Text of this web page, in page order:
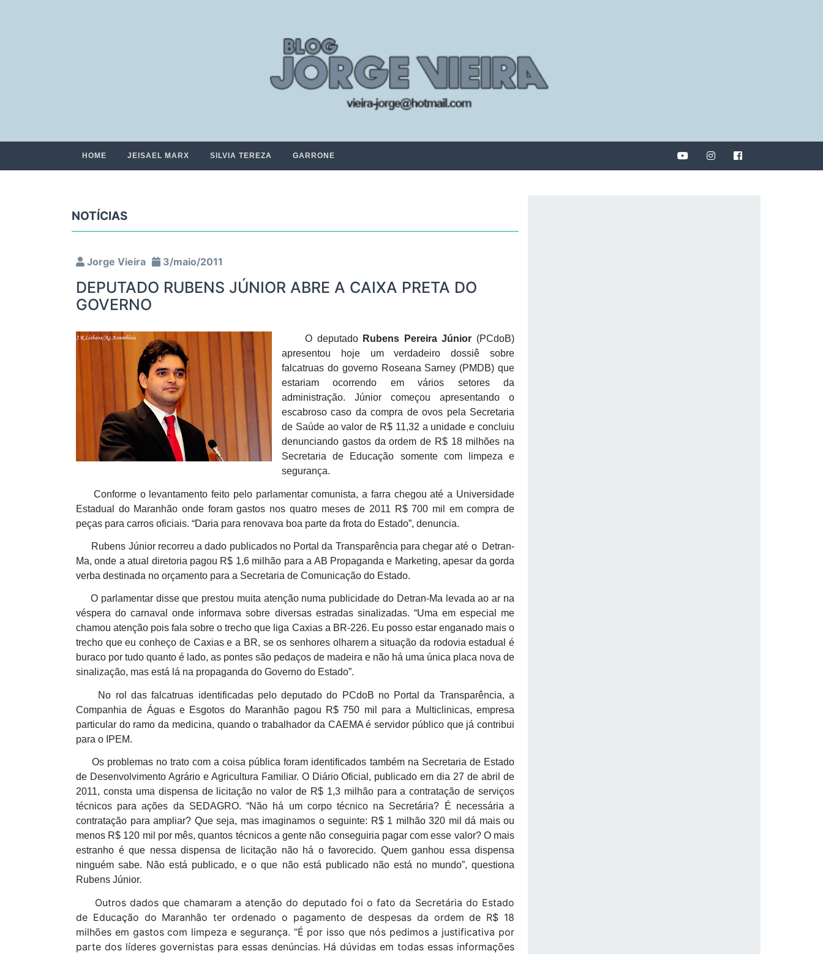
HOME JEISAEL MARX SILVIA TEREZA GARRONE
NOTÍCIAS
Jorge Vieira 3/maio/2011
DEPUTADO RUBENS JÚNIOR ABRE A CAIXA PRETA DO
GOVERNO
O deputado Rubens Pereira Júnior (PCdoB)
apresentou hoje um verdadeiro dossiê sobre
falcatruas do governo Roseana Sarney (PMDB) que
estariam ocorrendo em vários setores da
administração. Júnior começou apresentando o
escabroso caso da compra de ovos pela Secretaria
de Saúde ao valor de R$ 11,32 a unidade e concluiu
denunciando gastos da ordem de R$ 18 milhões na
Secretaria de Educação somente com limpeza e
segurança.
Conforme o levantamento feito pelo parlamentar comunista, a farra chegou até a Universidade
Estadual do Maranhão onde foram gastos nos quatro meses de 2011 R$ 700 mil em compra de
peças para carros oficiais. “Daria para renovava boa parte da frota do Estado”, denuncia.
Rubens Júnior recorreu a dado publicados no Portal da Transparência para chegar até o Detran-
Ma, onde a atual diretoria pagou R$ 1,6 milhão para a AB Propaganda e Marketing, apesar da gorda
verba destinada no orçamento para a Secretaria de Comunicação do Estado.
O parlamentar disse que prestou muita atenção numa publicidade do Detran-Ma levada ao ar na
véspera do carnaval onde informava sobre diversas estradas sinalizadas. “Uma em especial me
chamou atenção pois fala sobre o trecho que liga Caxias a BR-226. Eu posso estar enganado mais o
trecho que eu conheço de Caxias e a BR, se os senhores olharem a situação da rodovia estadual é
buraco por tudo quanto é lado, as pontes são pedaços de madeira e não há uma única placa nova de
sinalização, mas está lá na propaganda do Governo do Estado”.
No rol das falcatruas identificadas pelo deputado do PCdoB no Portal da Transparência, a
Companhia de Águas e Esgotos do Maranhão pagou R$ 750 mil para a Multiclinicas, empresa
particular do ramo da medicina, quando o trabalhador da CAEMA é servidor público que já contribui
para o IPEM.
Os problemas no trato com a coisa pública foram identificados também na Secretaria de Estado
de Desenvolvimento Agrário e Agricultura Familiar. O Diário Oficial, publicado em dia 27 de abril de
2011, consta uma dispensa de licitação no valor de R$ 1,3 milhão para a contratação de serviços
técnicos para ações da SEDAGRO. “Não há um corpo técnico na Secretária? É necessária a
contratação para ampliar? Que seja, mas imaginamos o seguinte: R$ 1 milhão 320 mil dá mais ou
menos R$ 120 mil por mês, quantos técnicos a gente não conseguiria pagar com esse valor? O mais
estranho é que nessa dispensa de licitação não há o favorecido. Quem ganhou essa dispensa
ninguém sabe. Não está publicado, e o que não está publicado não está no mundo”, questiona
Rubens Júnior.
Outros dados que chamaram a atenção do deputado foi o fato da Secretária do Estado
de Educação do Maranhão ter ordenado o pagamento de despesas da ordem de R$ 18
milhões em gastos com limpeza e segurança. “É por isso que nós pedimos a justificativa por
parte dos líderes governistas para essas denúncias. Há dúvidas em todas essas informações